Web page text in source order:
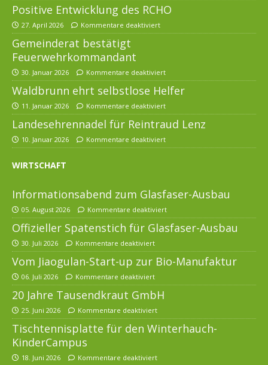
Positive Entwicklung des RCHO
27. April 2026 Kommentare deaktiviert
Gemeinderat bestätigt
Feuerwehrkommandant
30. Januar 2026 Kommentare deaktiviert
Waldbrunn ehrt selbstlose Helfer
11. Januar 2026 Kommentare deaktiviert
Landesehrennadel für Reintraud Lenz
10. Januar 2026 Kommentare deaktiviert
WIRTSCHAFT
Informationsabend zum Glasfaser-Ausbau
05. August 2026 Kommentare deaktiviert
Offizieller Spatenstich für Glasfaser-Ausbau
30. Juli 2026 Kommentare deaktiviert
Vom Jiaogulan-Start-up zur Bio-Manufaktur
06. Juli 2026 Kommentare deaktiviert
20 Jahre Tausendkraut GmbH
25. Juni 2026 Kommentare deaktiviert
Tischtennisplatte für den Winterhauch-
KinderCampus
18. Juni 2026 Kommentare deaktiviert